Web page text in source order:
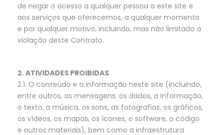
de negar o acesso a qualquer pessoa a este site e
aos serviços que oferecemos, a qualquer momento
e por qualquer motivo, incluindo, mas não limitado a
violação deste Contrato.
2. ATIVIDADES PROIBIDAS
2.1. O conteúdo e a informação neste site (incluindo,
entre outros, as mensagens, os dados, a informação,
o texto, a música, os sons, as fotografias, os gráficos,
os vídeos, os mapas, os ícones, o software, o código
e outros materiais), bem como a infraestrutura